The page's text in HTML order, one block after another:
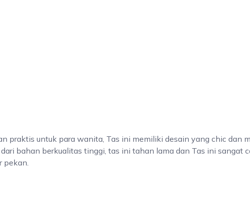
praktis untuk para wanita, Tas ini memiliki desain yang chic dan
bahan berkualitas tinggi, tas ini tahan lama dan Tas ini sangat
pekan.